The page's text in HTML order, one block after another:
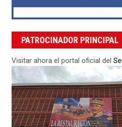
PATROCINADOR PRINCIPAL
Visitar ahora el portal oficial del